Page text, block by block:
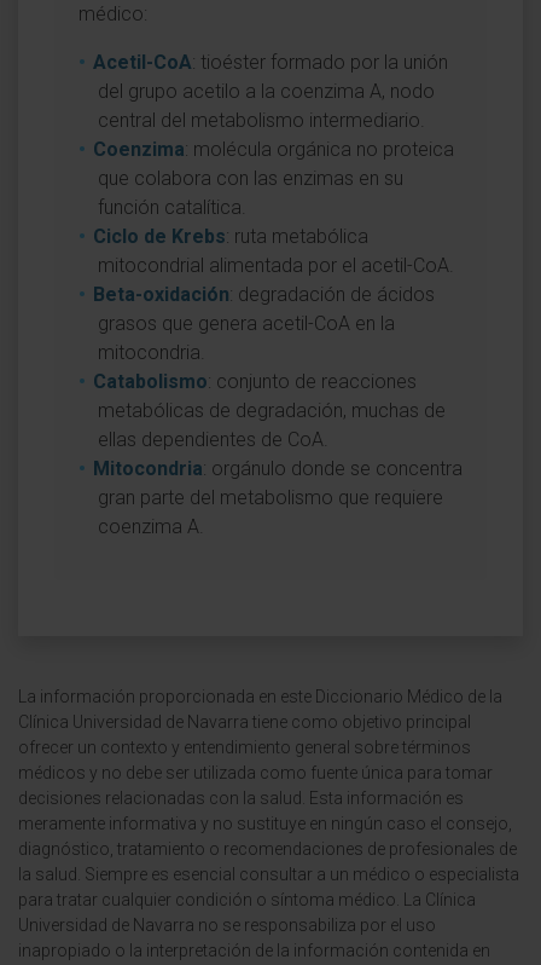
médico:
Acetil-CoA: tioéster formado por la unión
del grupo acetilo a la coenzima A, nodo
central del metabolismo intermediario.
Coenzima: molécula orgánica no proteica
que colabora con las enzimas en su
función catalítica.
Ciclo de Krebs: ruta metabólica
mitocondrial alimentada por el acetil-CoA.
Beta-oxidación: degradación de ácidos
grasos que genera acetil-CoA en la
mitocondria.
Catabolismo: conjunto de reacciones
metabólicas de degradación, muchas de
ellas dependientes de CoA.
Mitocondria: orgánulo donde se concentra
gran parte del metabolismo que requiere
coenzima A.
La información proporcionada en este Diccionario Médico de la
Clínica Universidad de Navarra tiene como objetivo principal
ofrecer un contexto y entendimiento general sobre términos
médicos y no debe ser utilizada como fuente única para tomar
decisiones relacionadas con la salud. Esta información es
meramente informativa y no sustituye en ningún caso el consejo,
diagnóstico, tratamiento o recomendaciones de profesionales de
la salud. Siempre es esencial consultar a un médico o especialista
para tratar cualquier condición o síntoma médico. La Clínica
Universidad de Navarra no se responsabiliza por el uso
inapropiado o la interpretación de la información contenida en